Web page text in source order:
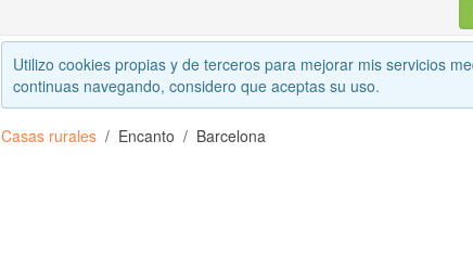
Utilizo cookies propias y de terceros para mejorar mis servicios
continuas navegando, considero que aceptas su uso.
Casas rurales Encanto Barcelona